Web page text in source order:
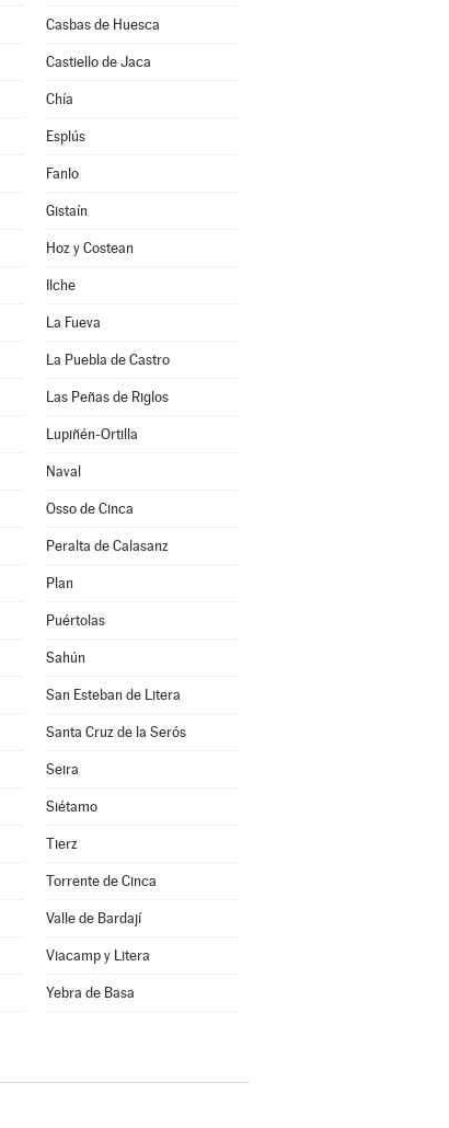
Casbas de Huesca
Castiello de Jaca
Chía
Esplús
Fanlo
Gistaín
Hoz y Costean
Ilche
La Fueva
La Puebla de Castro
Las Peñas de Riglos
Lupiñén-Ortilla
Naval
Osso de Cinca
Peralta de Calasanz
Plan
Puértolas
Sahún
San Esteban de Litera
Santa Cruz de la Serós
Seira
Siétamo
Tierz
Torrente de Cinca
Valle de Bardají
Viacamp y Litera
Yebra de Basa